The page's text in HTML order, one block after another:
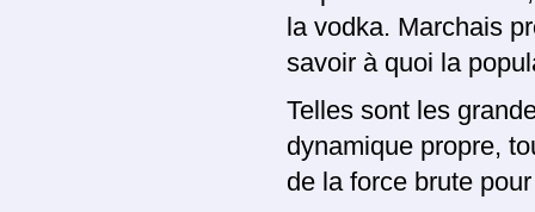
la vodka. Marchais
savoir à quoi la
Telles sont les
dynamique propre,
de la force brute